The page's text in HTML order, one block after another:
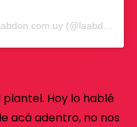
Una publicación compartida por laabdon.com.uy (@laabdon.com.uy)
plantel. Hoy lo hablé
acá adentro, no nos